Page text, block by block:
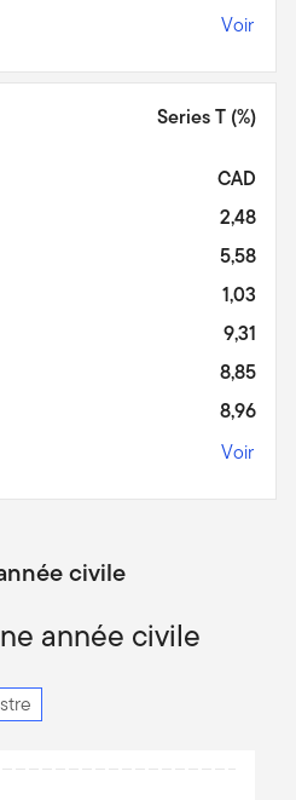
Voir
Series T (%)
CAD
2,48
5,58
1,03
9,31
8,85
8,96
Voir
civile
année civile